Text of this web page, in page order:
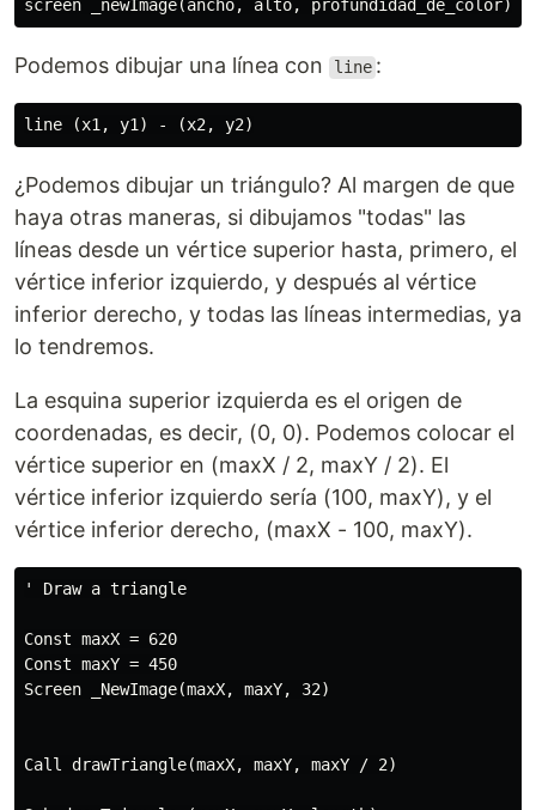
Podemos dibujar una línea con line :
¿Podemos dibujar un triángulo? Al margen de que
haya otras maneras, si dibujamos "todas" las
líneas desde un vértice superior hasta, primero, el
vértice inferior izquierdo, y después al vértice
inferior derecho, y todas las líneas intermedias, ya
lo tendremos.
La esquina superior izquierda es el origen de
coordenadas, es decir, (0, 0). Podemos colocar el
vértice superior en (maxX / 2, maxY / 2). El
vértice inferior izquierdo sería (100, maxY), y el
vértice inferior derecho, (maxX - 100, maxY).
' Draw a triangle
Const maxX = 620
Const maxY = 450
Screen _NewImage(maxX, maxY, 32)
Call drawTriangle(maxX, maxY, maxY / 2)